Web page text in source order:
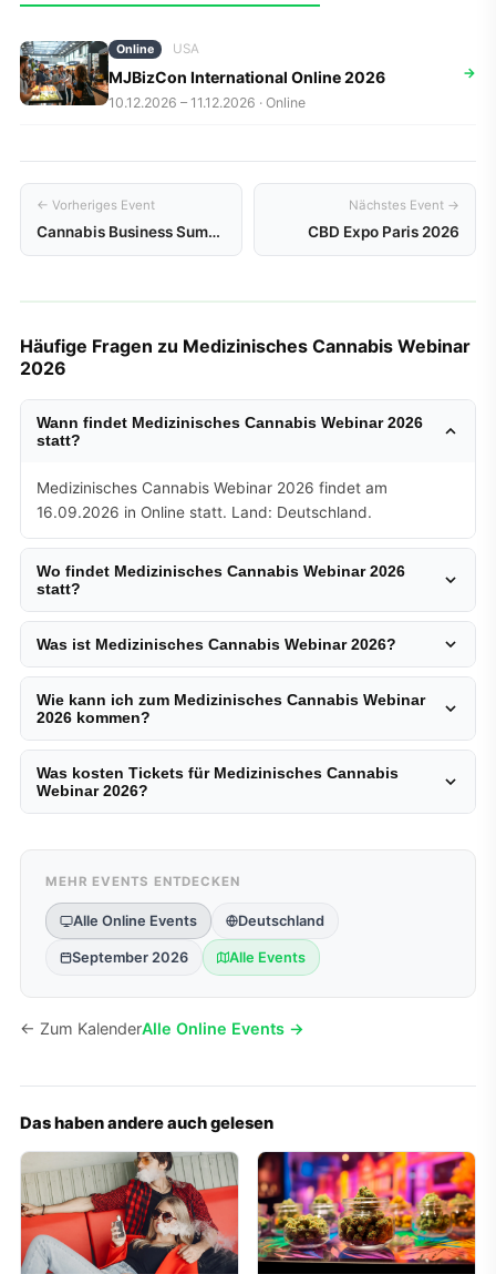
Online USA
MJBizCon International Online 2026
10.12.2026 – 11.12.2026 · Online
→
← Vorheriges Event
Cannabis Business Summit Berlin 2026
Nächstes Event →
CBD Expo Paris 2026
Häufige Fragen zu Medizinisches Cannabis Webinar
2026
Wann findet Medizinisches Cannabis Webinar 2026
statt?
Medizinisches Cannabis Webinar 2026 findet am
16.09.2026 in Online statt. Land: Deutschland.
Wo findet Medizinisches Cannabis Webinar 2026
statt?
Was ist Medizinisches Cannabis Webinar 2026?
Wie kann ich zum Medizinisches Cannabis Webinar
2026 kommen?
Was kosten Tickets für Medizinisches Cannabis
Webinar 2026?
MEHR EVENTS ENTDECKEN
Alle Online Events Deutschland
September 2026 Alle Events
← Zum KalenderAlle Online Events →
Das haben andere auch gelesen